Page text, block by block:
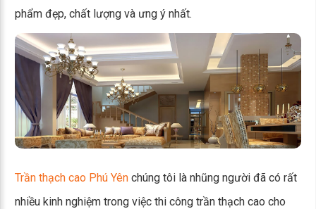
phẩm đẹp, chất lượng và ưng ý nhất.
Trần thạch cao Phú Yên chúng tôi là nhũng người đã có rất
nhiều kinh nghiệm trong việc thi công trần thạch cao cho